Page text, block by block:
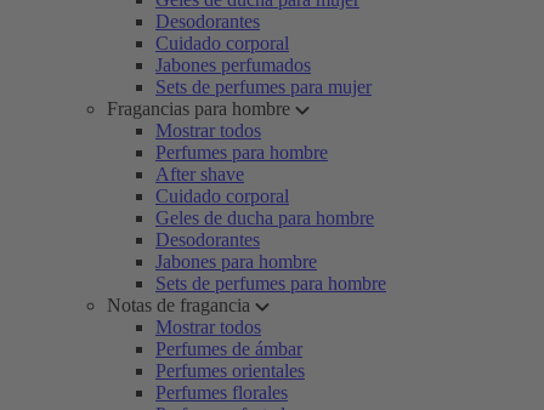
Desodorantes
Cuidado corporal
Jabones perfumados
Sets de perfumes para mujer
Fragancias para hombre
Mostrar todos
Perfumes para hombre
After shave
Cuidado corporal
Geles de ducha para hombre
Desodorantes
Jabones para hombre
Sets de perfumes para hombre
Notas de fragancia
Mostrar todos
Perfumes de ámbar
Perfumes orientales
Perfumes florales